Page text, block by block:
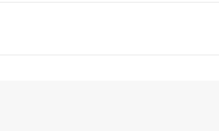
para este produto, mas estamos a trabalhar nisso.